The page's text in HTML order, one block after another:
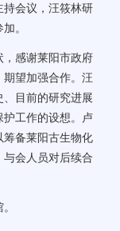
持会议，汪筱林研
。
，感谢莱阳市政府
望加强合作。汪
目前的研究进展
护工作的设想。卢
筹备莱阳古生物化
会人员对后续合